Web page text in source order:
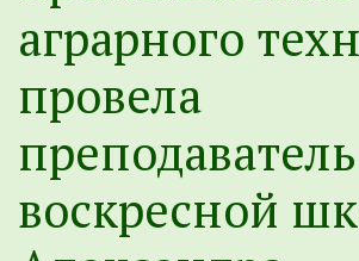
аграрного
провела
преподаватель
воскресной